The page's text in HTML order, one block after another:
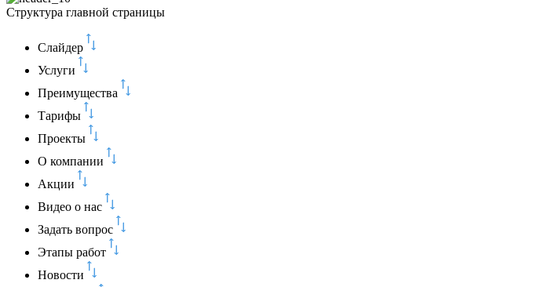
Структура главной страницы
Слайдер
Услуги
Преимущества
Тарифы
Проекты
О компании
Акции
Видео о нас
Задать вопрос
Этапы работ
Новости